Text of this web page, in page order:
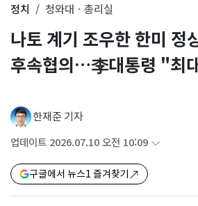
정치 청와대ㆍ총리실
나토 계기 조우한 한미 정
후속협의…李대통령 "최
한재준 기자
업데이트 2026.07.10 오전 10:09
구글에서 뉴스1 즐겨찾기